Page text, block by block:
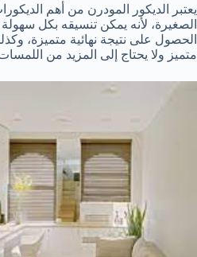
يعتبر الديكور المودرن من أهم
الصغيرة، لأنه يمكن تنسيقه بكل
الحصول على نتيجة نهائية متميزة،
متميز ولا يحتاج إلى المزيد من